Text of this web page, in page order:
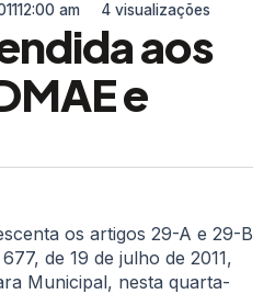
12:00 am 4 visualizações
aos
e
os artigos 29-A e 29-B
de 19 de julho de 2011,
Municipal, nesta quarta-